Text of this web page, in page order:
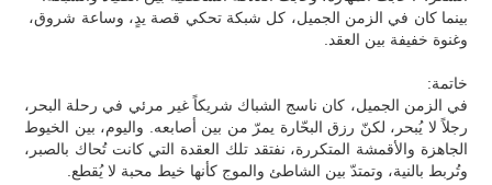
بينما كان في الزمن الجميل، كل شبكة تحكي قصة يدٍ، وساعة شروق،
وغنوة خفيفة بين العقد.
خاتمة:
في الزمن الجميل، كان ناسج الشباك شريكاً غير مرئي في رحلة البحر،
رجلاً لا يُبحر، لكنّ رزق البحّارة يمرّ من بين أصابعه. واليوم، بين الخيوط
الجاهزة والأقمشة المتكررة، نفتقد تلك العقدة التي كانت تُحاك بالصبر،
وتُربط بالنية، وتمتدّ بين الشاطئ والموج كأنها خيط محبة لا يُقطع.